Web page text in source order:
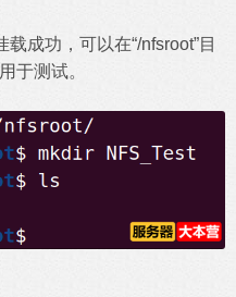
成功，可以在“/nfsroot”目
于测试。